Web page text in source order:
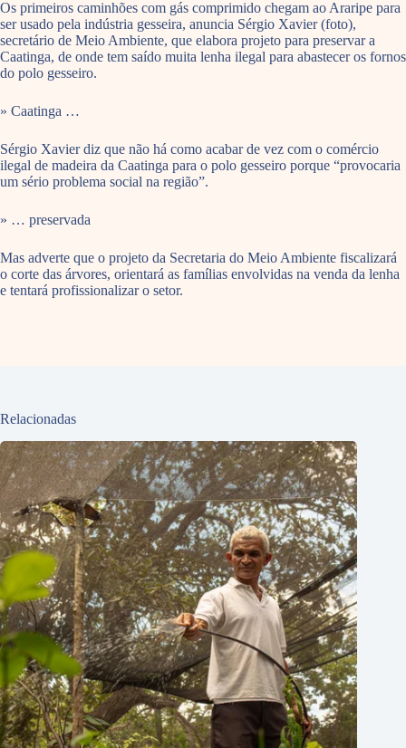
Os primeiros caminhões com gás comprimido chegam ao Araripe para
ser usado pela indústria gesseira, anuncia Sérgio Xavier (foto),
secretário de Meio Ambiente, que elabora projeto para preservar a
Caatinga, de onde tem saído muita lenha ilegal para abastecer os fornos
do polo gesseiro.
» Caatinga …
Sérgio Xavier diz que não há como acabar de vez com o comércio
ilegal de madeira da Caatinga para o polo gesseiro porque “provocaria
um sério problema social na região”.
» … preservada
Mas adverte que o projeto da Secretaria do Meio Ambiente fiscalizará
o corte das árvores, orientará as famílias envolvidas na venda da lenha
e tentará profissionalizar o setor.
Relacionadas